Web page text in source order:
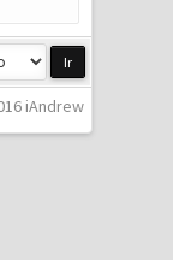
iAndrew